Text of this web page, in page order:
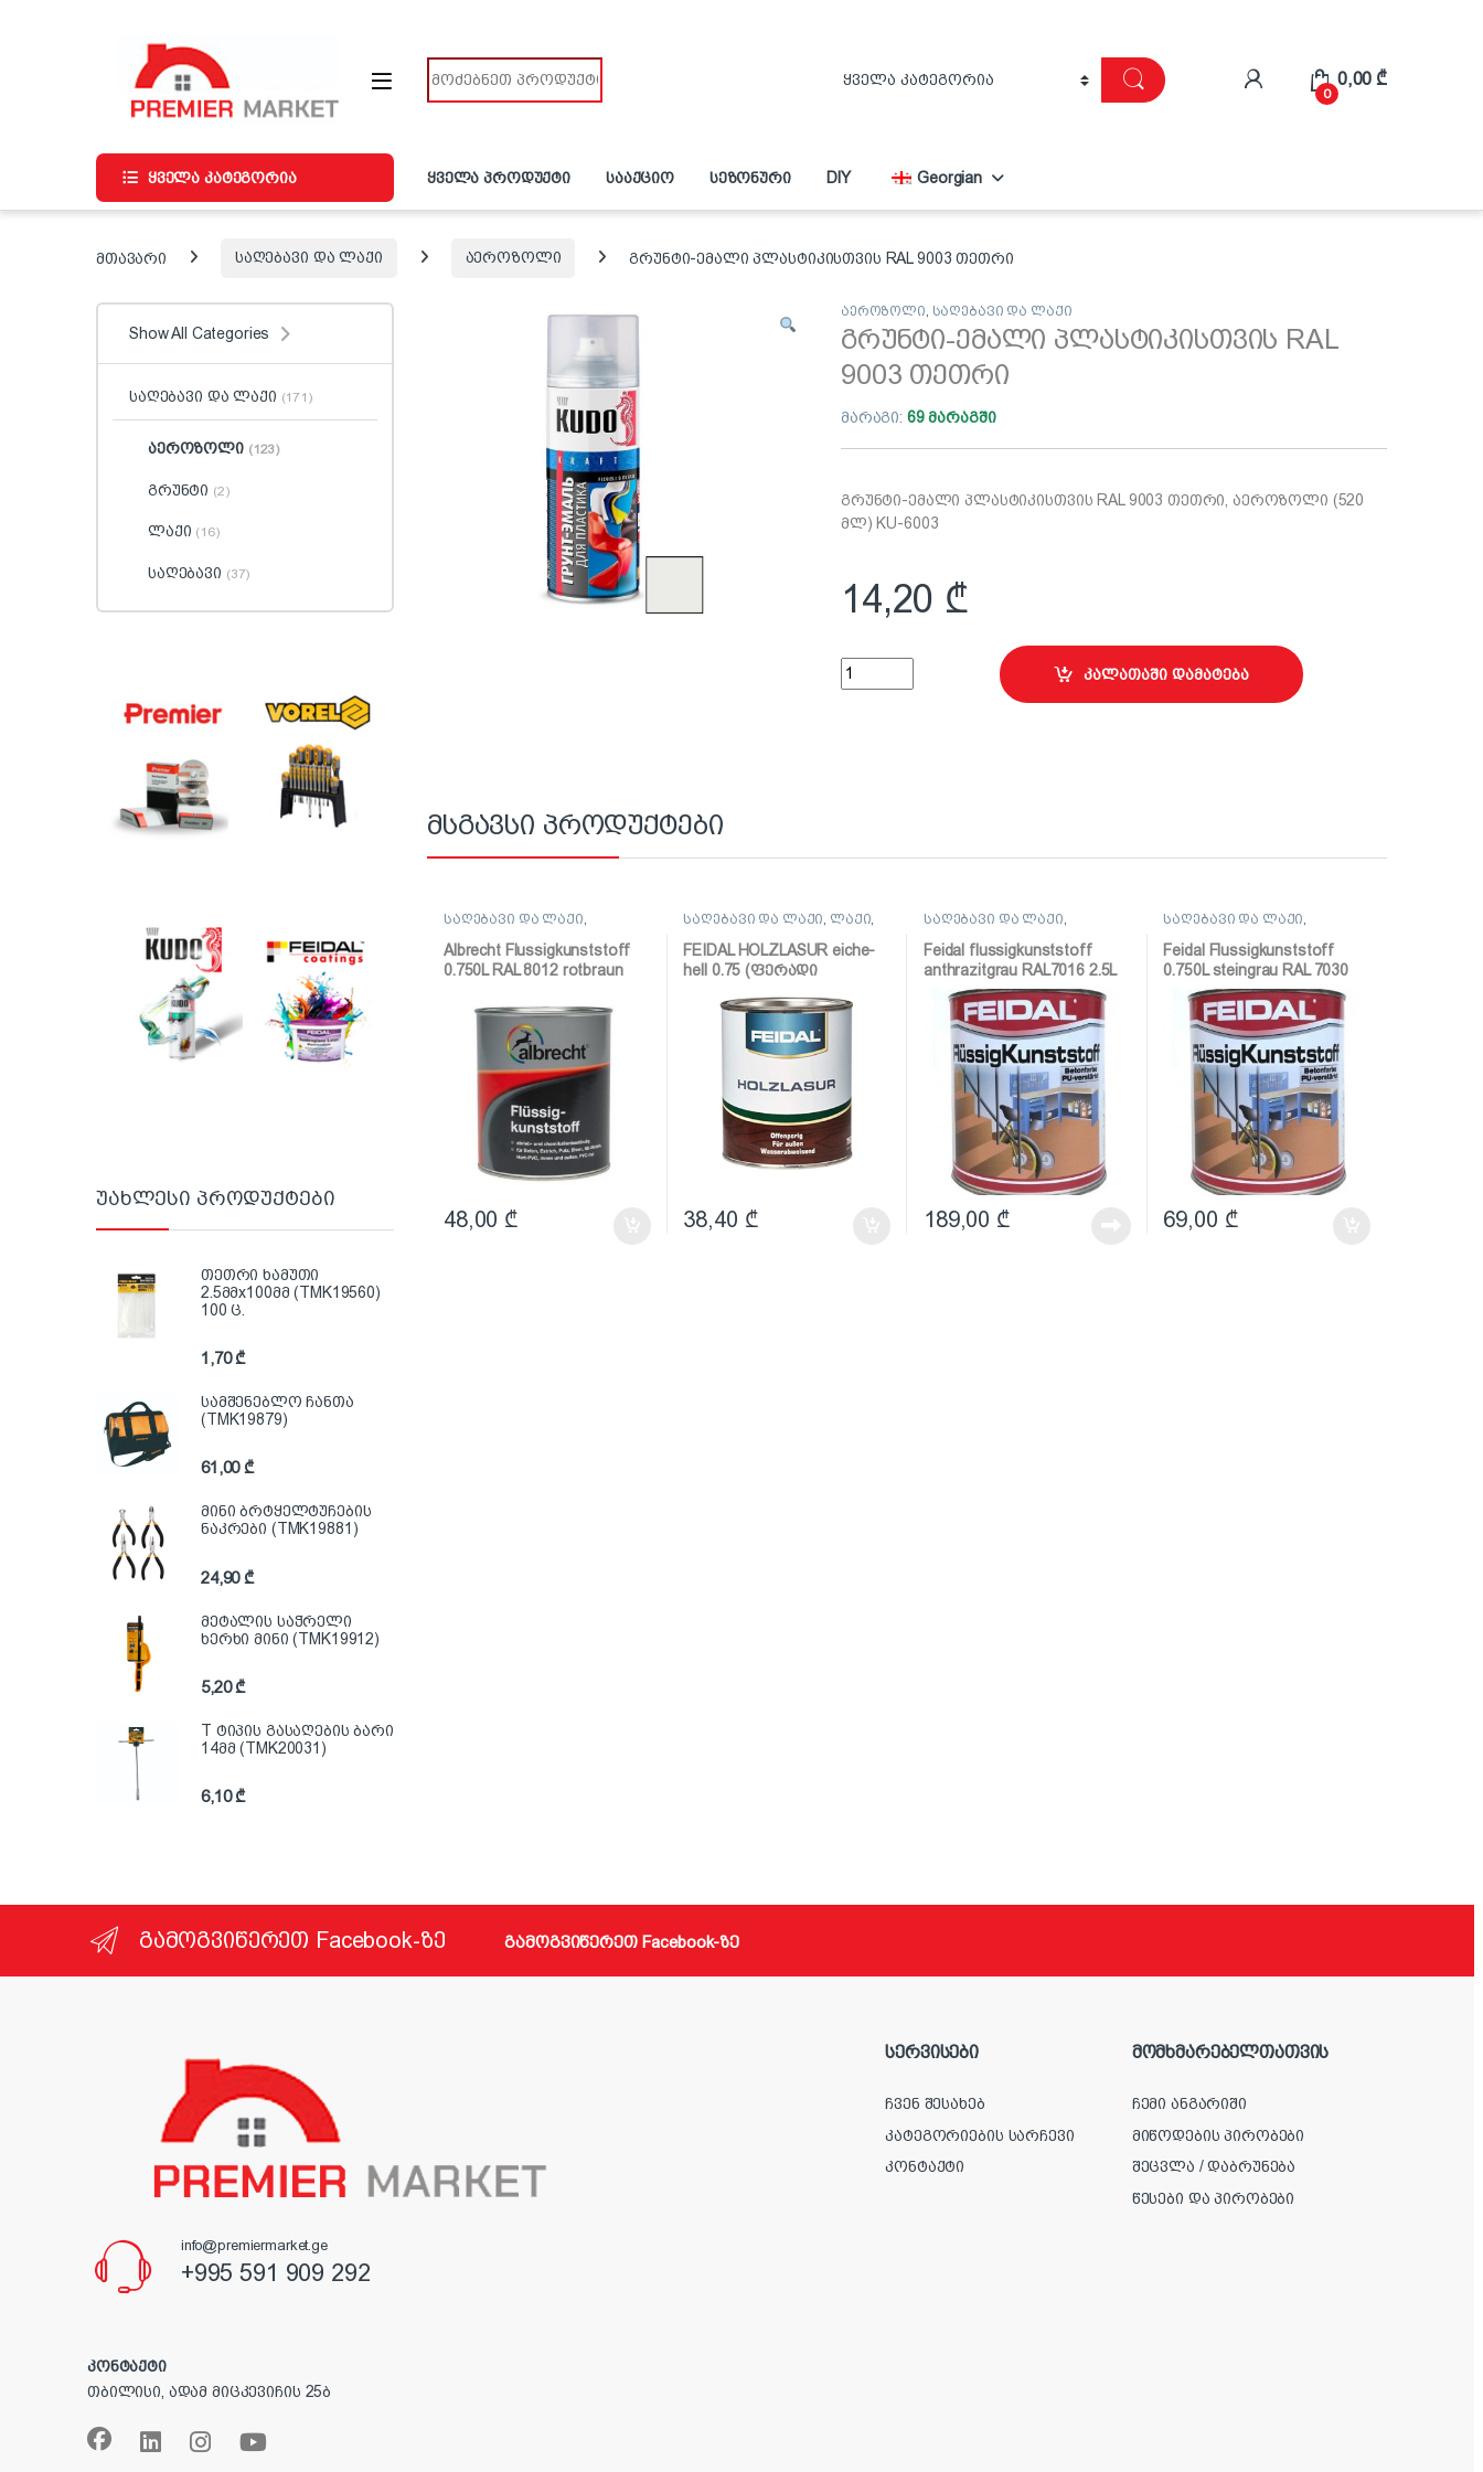
0
0,00 ₾
ყველა კატეგორია ყველა პროდუქტი სააქციო სეზონური DIY Georgian
მთავარი საღებავი და ლაქი აეროზოლი გრუნტი-ემალი პლასტიკისთვის RAL 9003 თეთრი
აეროზოლი, საღებავი და ლაქი
გრუნტი-ემალი პლასტიკისთვის RAL
9003 თეთრი
მარაგი: 69 მარაგში
გრუნტი-ემალი პლასტიკისთვის RAL 9003 თეთრი, აეროზოლი (520
მლ) KU-6003
14,20 ₾
გრუნტი-ემალი პლასტიკისთვის RAL 9003 თეთრი quantity
კალათაში დამატება
მსგავსი პროდუქტები
საღებავი და ლაქი,
Albrecht Flussigkunststoff
0.750L RAL 8012 rotbraun
ზეთოვანი საღებავი)
48,00 ₾
საღებავი და ლაქი, ლაქი,
FEIDAL HOLZLASUR eiche-
hell 0.75 (ფერადი
38,40 ₾
საღებავი და ლაქი,
Feidal flussigkunststoff
anthrazitgrau RAL7016 2.5L
(პოლიურეთანის
ზეთოვანი საღებავი
ანტრაციტი)
189,00 ₾
საღებავი და ლაქი,
Feidal Flussigkunststoff
0.750L steingrau RAL 7030
(პოლიურეთანის
ზეთოვანი საღებავი
მოვერცხლისფრო-
ნაცრისფერი)
69,00 ₾
Show All Categories
საღებავი და ლაქი (171)
აეროზოლი (123)
გრუნტი (2)
ლაქი (16)
საღებავი (37)
უახლესი პროდუქტები
თეთრი ხამუთი
2.5მმx100მმ (TMK19560)
100 ც.
1,70₾
სამშენებლო ჩანთა
(TMK19879)
61,00₾
მინი ბრტყელტუჩების
ნაკრები (TMK19881)
24,90₾
მეტალის საჭრელი
ხერხი მინი (TMK19912)
5,20₾
T ტიპის გასაღების ბარი
14მმ (TMK20031)
6,10₾
გამოგვიწერეთ Facebook-ზე გამოგვიწერეთ Facebook-ზე
info@premiermarket.ge
+995 591 909 292
კონტაქტი
თბილისი, ადამ მიცკევიჩის 25ბ
სერვისები
ჩვენ შესახებ
კატეგორიების სარჩევი
კონტაქტი
მომხმარებელთათვის
ჩემი ანგარიში
მიწოდების პირობები
შეცვლა / დაბრუნება
წესები და პირობები